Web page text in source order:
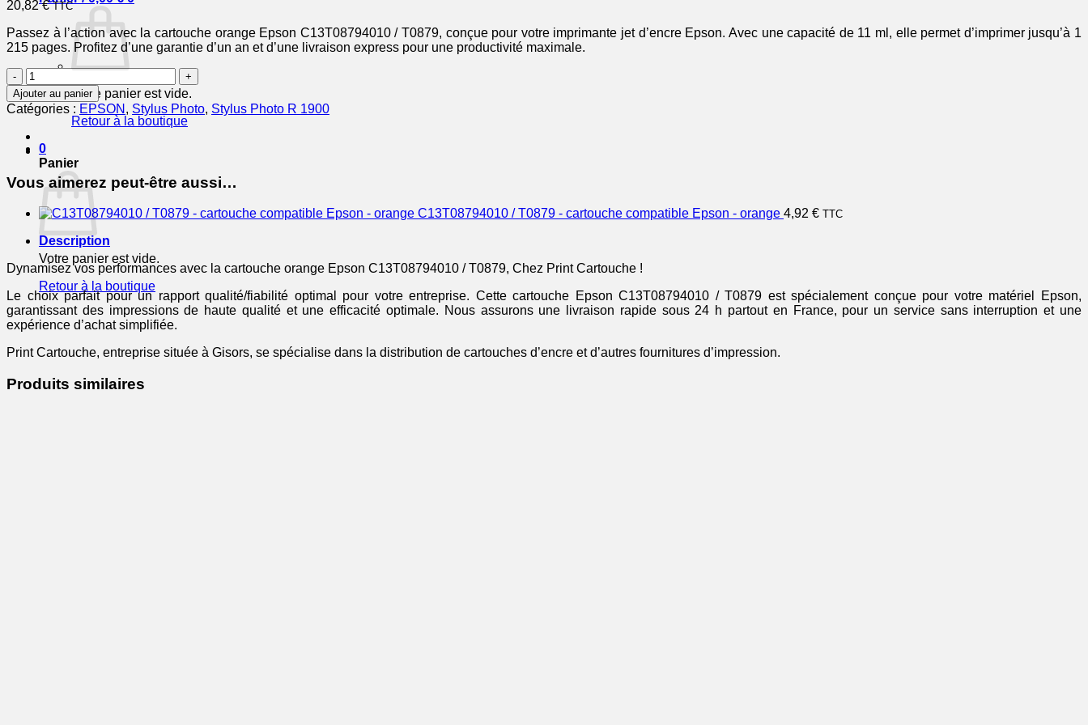
Votre panier est vide.
Retour à la boutique
0
Panier
Votre panier est vide.
Retour à la boutique
20,82€ TTC
Passez à l’action avec la cartouche orange Epson C13T08794010 / T0879, conçue pour votre imprimante jet d’encre Epson. Avec une capacité de 11 ml, elle permet d’imprimer jusqu’à 1
215 pages. Profitez d’une garantie d’un an et d’une livraison express pour une productivité maximale.
quantité
de
C13T08794010
/
T0879
-
cartouche
marque
Epson
-
orange
Ajouter au panier
Catégories : EPSON , Stylus Photo, Stylus Photo R 1900
Vous aimerez peut-être aussi…
C13T08794010 / T0879 - cartouche compatible Epson - orange 4,92 € TTC
Description
Dynamisez vos performances avec la cartouche orange Epson C13T08794010 / T0879, Chez Print Cartouche !
Le choix parfait pour un rapport qualité/fiabilité optimal pour votre entreprise. Cette cartouche Epson C13T08794010 / T0879 est spécialement conçue pour votre matériel Epson,
garantissant des impressions de haute qualité et une efficacité optimale. Nous assurons une livraison rapide sous 24 h partout en France, pour un service sans interruption et une
expérience d’achat simplifiée.
Print Cartouche, entreprise située à Gisors, se spécialise dans la distribution de cartouches d’encre et d’autres fournitures d’impression.
Produits similaires